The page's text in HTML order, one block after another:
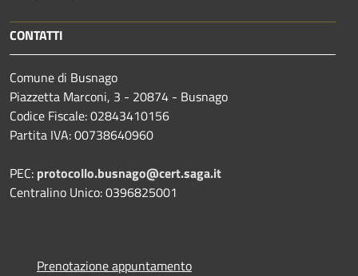
CONTATTI
Comune di Busnago
Piazzetta Marconi, 3 - 20874 - Busnago
Codice Fiscale: 02843410156
Partita IVA: 00738640960
PEC: protocollo.busnago@cert.saga.it
Centralino Unico: 0396825001
Prenotazione appuntamento